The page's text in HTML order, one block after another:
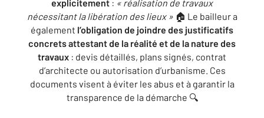
explicitement : « réalisation de travaux
nécessitant la libération des lieux » 🏠 Le bailleur a
également l’obligation de joindre des justificatifs
concrets attestant de la réalité et de la nature des
travaux : devis détaillés, plans signés, contrat
d’architecte ou autorisation d’urbanisme. Ces
documents visent à éviter les abus et à garantir la
transparence de la démarche 🔍